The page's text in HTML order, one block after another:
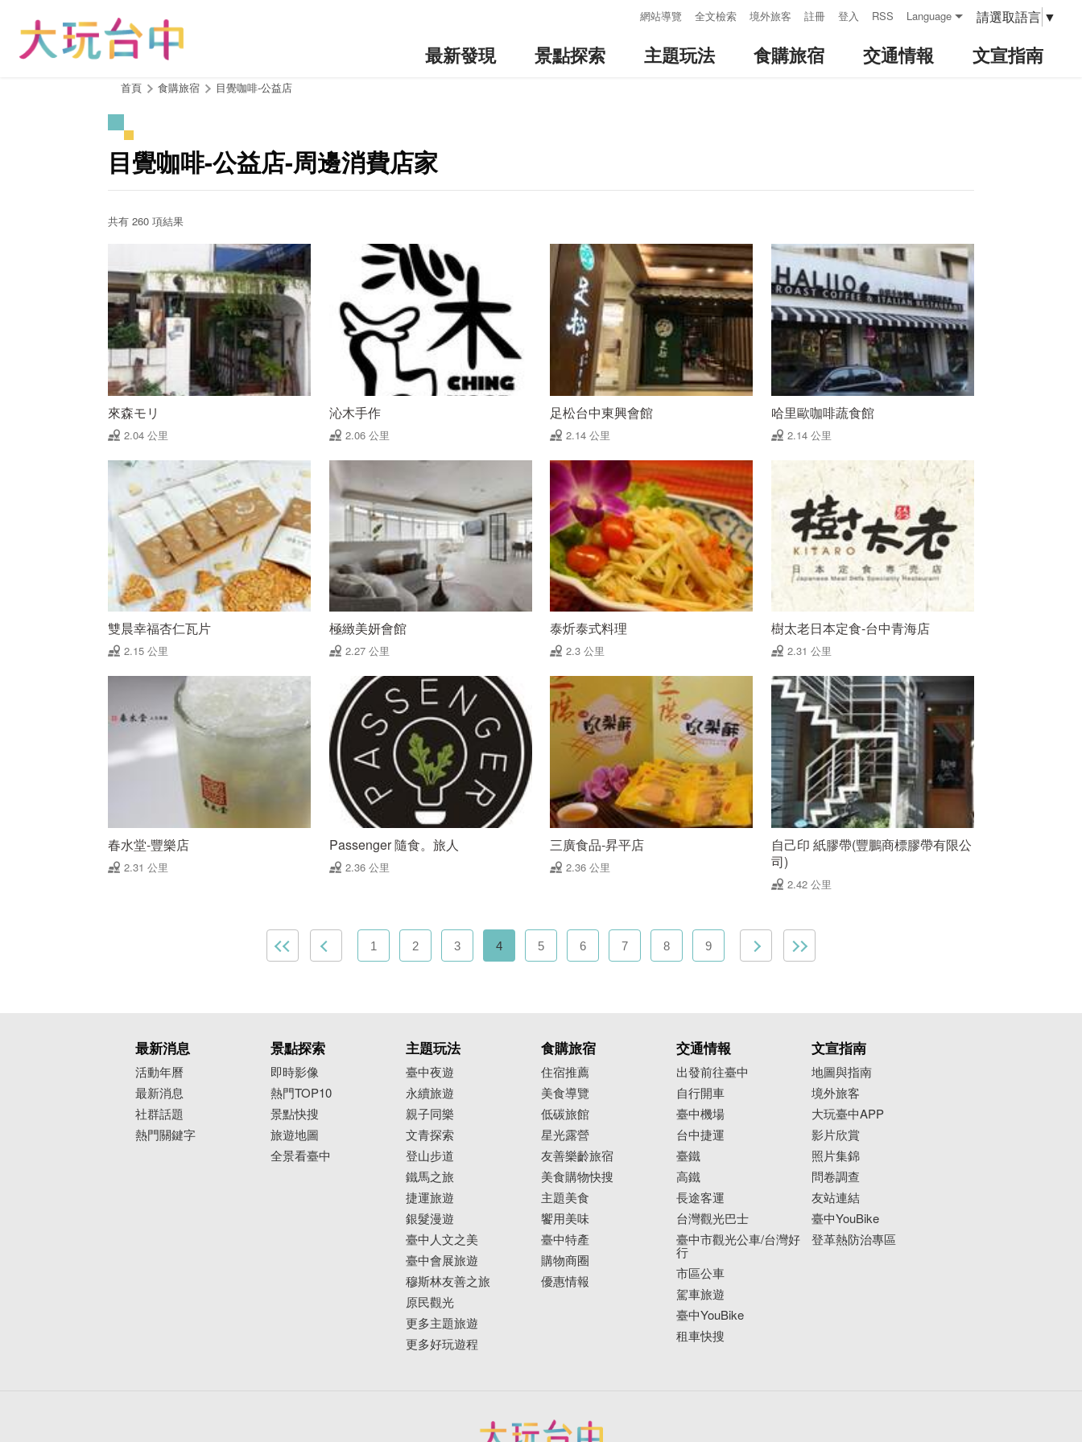
網站導覽 全文檢索 境外旅客 註冊 登入 RSS Language 請選取語言 ▼
最新發現 景點探索 主題玩法 食購旅宿 交通情報 文宣指南
首頁 食購旅宿 目覺咖啡-公益店
目覺咖啡-公益店-周邊消費店家
共有 260 項結果
來森モリ
2.04 公里
沁木手作
2.06 公里
足松台中東興會館
2.14 公里
哈里歐咖啡蔬食館
2.14 公里
雙晨幸福杏仁瓦片
2.15 公里
極緻美妍會館
2.27 公里
泰炘泰式料理
2.3 公里
樹太老日本定食-台中青海店
2.31 公里
春水堂-豐樂店
2.31 公里
Passenger 隨食。旅人
2.36 公里
三廣食品-昇平店
2.36 公里
自己印 紙膠帶(豐鵬商標膠帶有限公
司)
2.42 公里
1 2 3 4 5 6 7 8 9
最新消息
活動年曆
最新消息
社群話題
熱門關鍵字
景點探索
即時影像
熱門TOP10
景點快搜
旅遊地圖
全景看臺中
主題玩法
臺中夜遊
永續旅遊
親子同樂
文青探索
登山步道
鐵馬之旅
捷運旅遊
銀髮漫遊
臺中人文之美
臺中會展旅遊
穆斯林友善之旅
原民觀光
更多主題旅遊
更多好玩遊程
食購旅宿
住宿推薦
美食導覽
低碳旅館
星光露營
友善樂齡旅宿
美食購物快搜
主題美食
饗用美味
臺中特產
購物商圈
優惠情報
交通情報
出發前往臺中
自行開車
臺中機場
台中捷運
臺鐵
高鐵
長途客運
台灣觀光巴士
臺中市觀光公車/台灣好
行
市區公車
駕車旅遊
臺中YouBike
租車快搜
文宣指南
地圖與指南
境外旅客
大玩臺中APP
影片欣賞
照片集錦
問卷調查
友站連結
臺中YouBike
登革熱防治專區